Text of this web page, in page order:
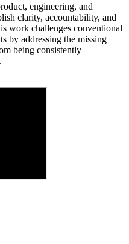
engineering, and
clarity, accountability, and
work challenges conventional
by addressing the missing
being consistently